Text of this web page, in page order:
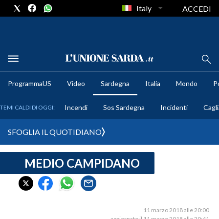
METEO
CRONACA SARDEGNA
CAGLIARI
Italy ACCEDI
ProgrammaUS Video Sardegna Italia Mondo
TEMI CALDI DI OGGI: Incendi Sos Sardegna Incidenti
SFOGLIA IL QUOTIDIANO
MEDIO CAMPIDANO
11 marzo 2018 alle 20:00